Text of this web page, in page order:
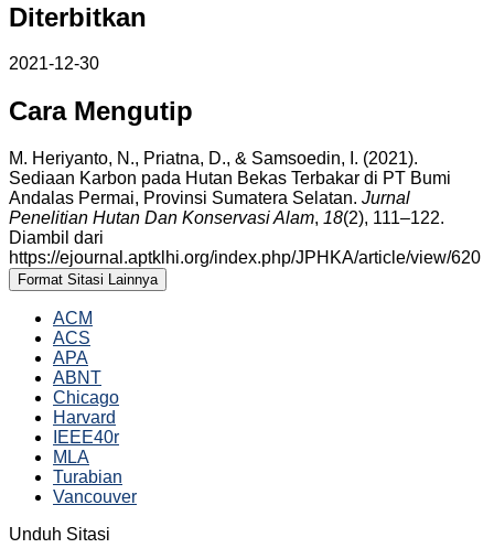
Diterbitkan
2021-12-30
Cara Mengutip
M. Heriyanto, N., Priatna, D., & Samsoedin, I. (2021).
Sediaan Karbon pada Hutan Bekas Terbakar di PT Bumi
Andalas Permai, Provinsi Sumatera Selatan. Jurnal
Penelitian Hutan Dan Konservasi Alam, 18(2), 111–122.
Diambil dari
https://ejournal.aptklhi.org/index.php/JPHKA/article/view/620
Format Sitasi Lainnya
ACM
ACS
APA
ABNT
Chicago
Harvard
IEEE40r
MLA
Turabian
Vancouver
Unduh Sitasi